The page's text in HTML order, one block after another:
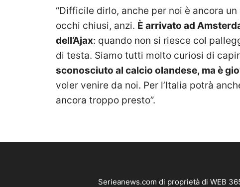
“Difficile dirlo, anche per noi è ancora
occhi chiusi, anzi. È arrivato ad
dell’Ajax: quando non si riesce col
di testa. Siamo tutti molto curiosi di
sconosciuto al calcio olandese, ma è
voler venire da noi. Per l’Italia potrà
ancora troppo presto”.
Serieanews.com di proprietà di WEB